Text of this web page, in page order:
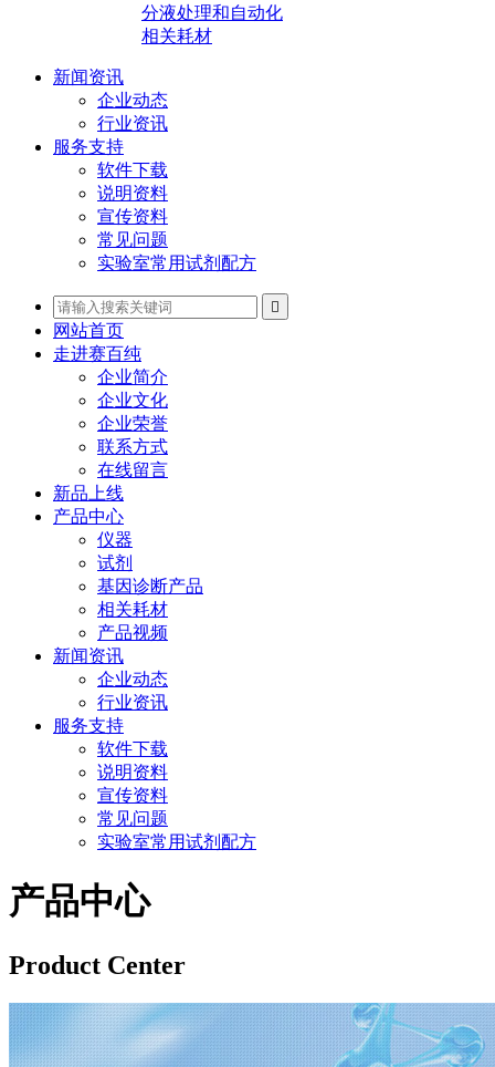
分液处理和自动化
相关耗材
新闻资讯
企业动态
行业资讯
服务支持
软件下载
说明资料
宣传资料
常见问题
实验室常用试剂配方

网站首页
走进赛百纯
企业简介
企业文化
企业荣誉
联系方式
在线留言
新品上线
产品中心
仪器
试剂
基因诊断产品
相关耗材
产品视频
新闻资讯
企业动态
行业资讯
服务支持
软件下载
说明资料
宣传资料
常见问题
实验室常用试剂配方
产品中心
Product Center